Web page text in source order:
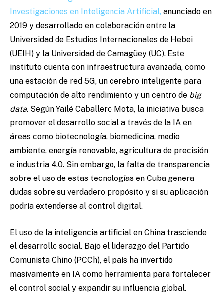
Investigaciones en Inteligencia Artificial, anunciado en
2019 y desarrollado en colaboración entre la
Universidad de Estudios Internacionales de Hebei
(UEIH) y la Universidad de Camagüey (UC). Este
instituto cuenta con infraestructura avanzada, como
una estación de red 5G, un cerebro inteligente para
computación de alto rendimiento y un centro de big
data. Según Yailé Caballero Mota, la iniciativa busca
promover el desarrollo social a través de la IA en
áreas como biotecnología, biomedicina, medio
ambiente, energía renovable, agricultura de precisión
e industria 4.0. Sin embargo, la falta de transparencia
sobre el uso de estas tecnologías en Cuba genera
dudas sobre su verdadero propósito y si su aplicación
podría extenderse al control digital.
El uso de la inteligencia artificial en China trasciende
el desarrollo social. Bajo el liderazgo del Partido
Comunista Chino (PCCh), el país ha invertido
masivamente en IA como herramienta para fortalecer
el control social y expandir su influencia global.